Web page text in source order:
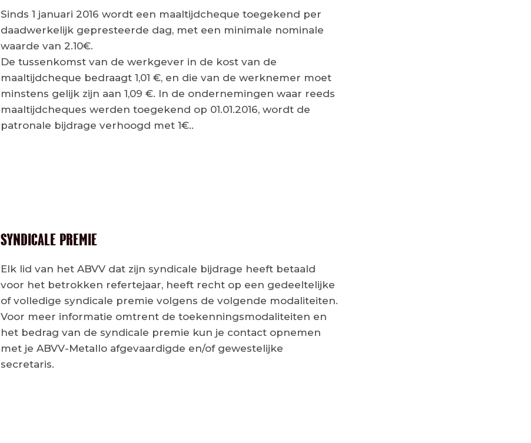
Sinds 1 januari 2016 wordt een maaltijdcheque toegekend per
daadwerkelijk gepresteerde dag, met een minimale nominale
waarde van 2.10€.
De tussenkomst van de werkgever in de kost van de
maaltijdcheque bedraagt 1,01 €, en die van de werknemer moet
minstens gelijk zijn aan 1,09 €. In de ondernemingen waar reeds
maaltijdcheques werden toegekend op 01.01.2016, wordt de
patronale bijdrage verhoogd met 1€..
SYNDICALE PREMIE
Elk lid van het ABVV dat zijn syndicale bijdrage heeft betaald
voor het betrokken refertejaar, heeft recht op een gedeeltelijke
of volledige syndicale premie volgens de volgende modaliteiten.
Voor meer informatie omtrent de toekenningsmodaliteiten en
het bedrag van de syndicale premie kun je contact opnemen
met je ABVV-Metallo afgevaardigde en/of gewestelijke
secretaris.